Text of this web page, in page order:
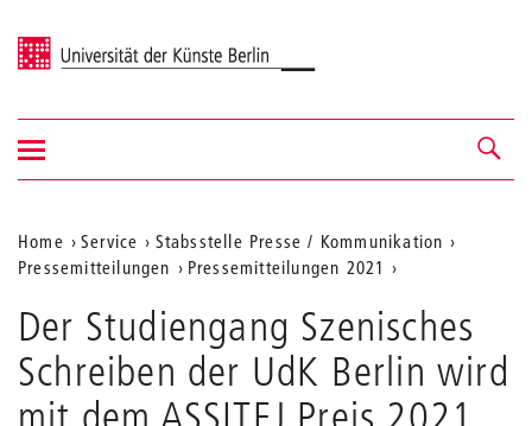
Universität der Künste Berlin
Navigation &
Suche
Navigation
ein-/ausblenden
Aktuelle
Position
auf
der
Webseite
Home Service
Stabsstelle Presse / Kommunikation
Pressemitteilungen
Pressemitteilungen 2021
Der Studiengang Szenisches
Schreiben der UdK Berlin wird